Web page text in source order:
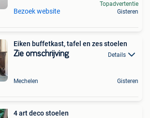
Bezoek website
Topadvertentie
Gisteren
Eiken buffetkast, tafel en zes stoelen
Zie omschrijving Details
Mechelen Gisteren
4 art deco stoelen